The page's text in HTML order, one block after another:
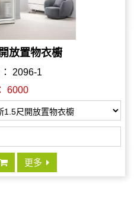
放置物衣櫥
2096-1
6000
更多